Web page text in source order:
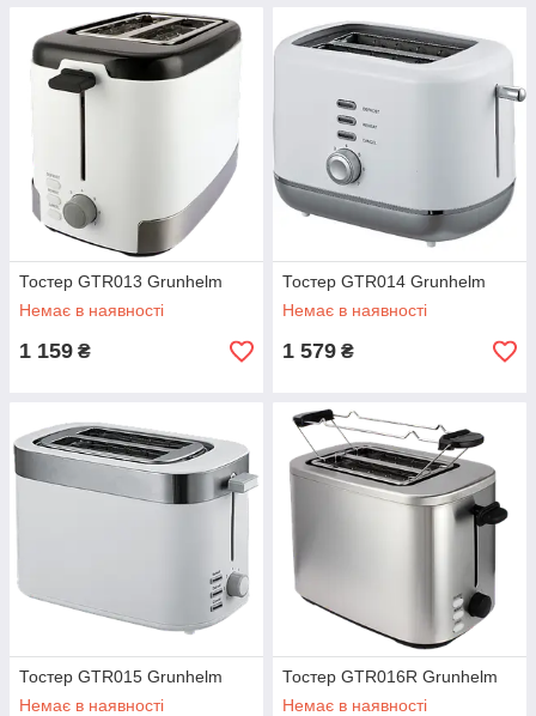
Тостер GTR013 Grunhelm
Немає в наявності
1 159 ₴
Тостер GTR014 Grunhelm
Немає в наявності
1 579 ₴
Тостер GTR015 Grunhelm
Немає в наявності
Тостер GTR016R Grunhelm
Немає в наявності